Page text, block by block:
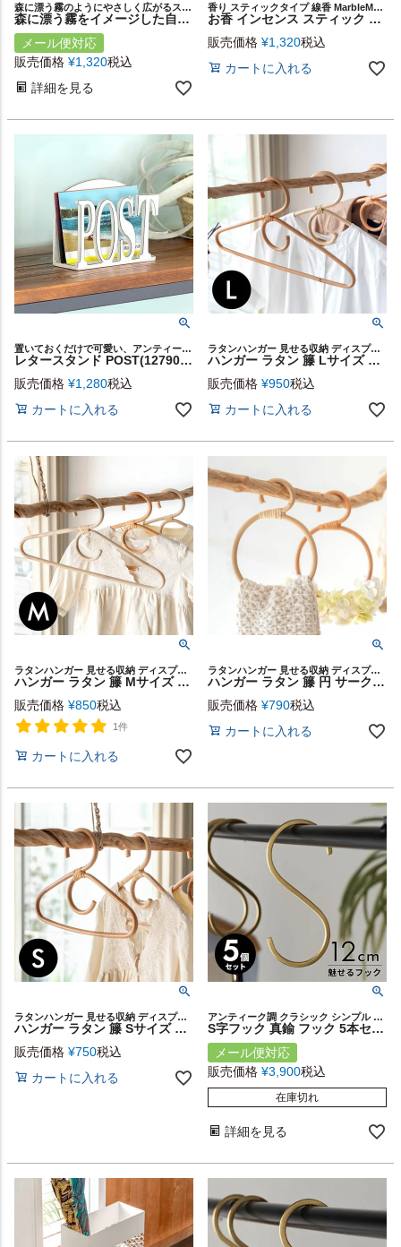
森に漂う霧のようにやさしく広がるスティックインセンス
森に漂う霧をイメージした自然な香りのお香（スティックタイプ/30分燃焼） 全4種類 fog. [94886]
メール便対応
販売価格 ¥1,320税込
詳細を見る
香り スティックタイプ 線香 MarbleMountain バンブーインセンス バンブー 竹 玄関 リビング 寝室 ベッドルーム インテリア お線香 香 リラックス 気分転換 ギフト プレゼント
お香 インセンス スティック 20本入り 約 W 0.3cm D 0.3cm H 25.5cm パロサント フランキンセンス ジャスミン サンダルウッド ホワイトセージ 白檀 お香スティック ウッディー スパイシー フラワー エキゾチック リフレッシュ リゾート おしゃれ 北欧 雑貨 西海岸風 [94166]
販売価格 ¥1,320税込
カートに入れる
置いておくだけで可愛い、アンティークなレタースタンド
レタースタンド POST(12790) 【生活雑貨のELEMENTS本店】
販売価格 ¥1,280税込
カートに入れる
ラタンハンガー 見せる収納 ディスプレイ カフェ 店舗 軽量
ハンガー ラタン 籐 Lサイズ 大きい ビッグ ナチュラル ライトブラウン 約 W 46cm D 1cm H 25cm [13960]【 タオルハンガー 大人用 服 女性用 男性用 シャツ ジャケット バスタオル 服 クローゼット 軽い 丈夫 かわいい おしゃれ 北欧 リゾート 西海岸風 ビーチ 男前 塩系 】
販売価格 ¥950税込
カートに入れる
ラタンハンガー 見せる収納 ディスプレイ カフェ 店舗 軽量
ハンガー ラタン 籐 Mサイズ 普通 一般 ナチュラル ライトブラウン 約 W 40cm D 1cm H 22cm [13959]【 タオルハンガー 大人用 服 女性用 男性用 シャツ ワンピース タオル 服 クローゼット 軽い 丈夫 かわいい おしゃれ 北欧 リゾート 西海岸風 ビーチ 男前 塩系 】
販売価格 ¥850税込
1件
カートに入れる
ラタンハンガー 見せる収納 ディスプレイ カフェ 店舗 軽量
ハンガー ラタン 籐 円 サークル 丸 ナチュラル ライトブラウン 約 W 15cm D 1cm H 20cm [13961]【 リングハンガー ループハンガー タオルハンガー マフラー ストール ベルト タオル クローゼット 軽い 丈夫 かわいい おしゃれ 北欧 リゾート 西海岸風 ビーチ 男前 塩系 】
販売価格 ¥790税込
カートに入れる
ラタンハンガー 見せる収納 ディスプレイ カフェ 店舗 軽量
ハンガー ラタン 籐 Sサイズ 小さい ミニ ナチュラル ライトブラウン 約 W 26cm D 1cm H 18cm [13958]【 タオルハンガー キッズハンガー ベビーハンガー キッズ 子供用 赤ちゃん ベビー 子供部屋 軽い 丈夫 かわいい おしゃれ 北欧 リゾート 西海岸風 ビーチ 男前 塩系 】
販売価格 ¥750税込
カートに入れる
アンティーク調 クラシック シンプル フラット 店舗 什器 カフェ 手作り ハンドメイド レストラン 繊細 華奢 上品 クローゼット 服 バッグ 帽子 コート マフラー 植物 レトロ プレゼント
S字フック 真鍮 フック 5本セット Mサイズ 大 約 W 5cm D 0.2cm H 12cm ゴールド 金 金属 アンティーク 風 吊下げ 見せる 収納 S字ハンガー S字 ウォールデコレーション ウォールフック 壁飾り おしゃれ 北欧 リゾート 雑貨 インテリア メール便対応 西海岸 [set5-34600]
メール便対応
販売価格 ¥3,900税込
在庫切れ
詳細を見る